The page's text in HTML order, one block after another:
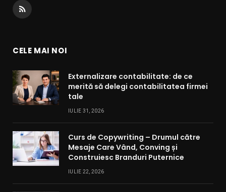
RSS
CELE MAI NOI
Externalizare contabilitate: de ce
merită să delegi contabilitatea firmei
tale
IULIE 31, 2026
Curs de Copywriting – Drumul către
Mesaje Care Vând, Conving și
Construiesc Branduri Puternice
IULIE 22, 2026